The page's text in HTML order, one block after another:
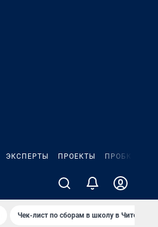
ЭКСПЕРТЫ ПРОЕКТЫ ПРОБКИ
Чек-лист по сборам в школу в Чите